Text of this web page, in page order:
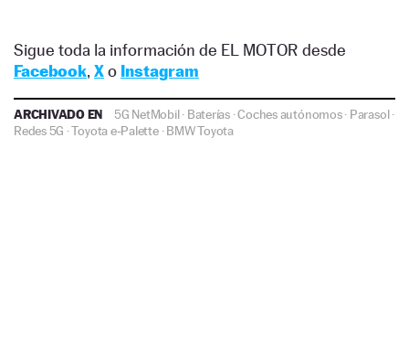
Sigue toda la información de EL MOTOR desde
Facebook, Xo Instagram
ARCHIVADO EN 5G NetMobil· Baterías·Coches autónomos· Parasol·
Redes 5G ·Toyota e-Palette·BMWToyota